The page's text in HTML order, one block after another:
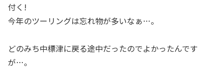
付く!
今年のツーリングは忘れ物が多いなぁ…。
どのみち中標津に戻る途中だったのでよかったんです
が…。